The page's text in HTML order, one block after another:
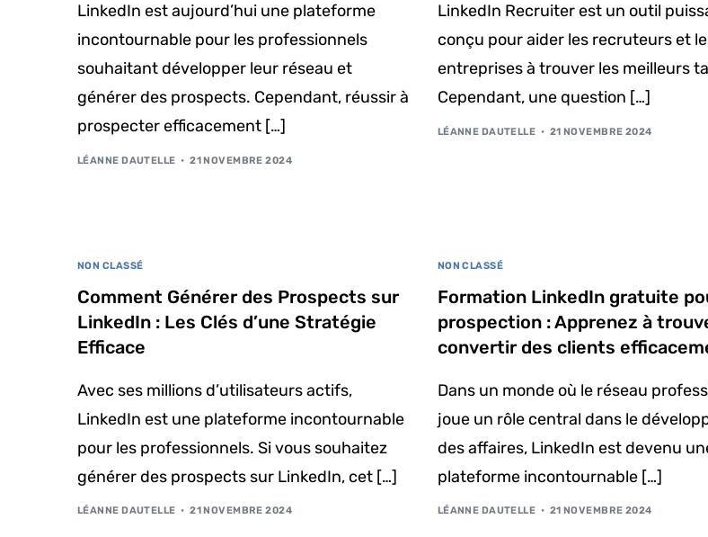
LinkedIn est aujourd’hui une plateforme
incontournable pour les professionnels
souhaitant développer leur réseau et
générer des prospects. Cependant, réussir à
prospecter efficacement […]
LÉANNE DAUTELLE 21 NOVEMBRE 2024
LinkedIn Recruiter est un outil
conçu pour aider les recruteurs et
entreprises à trouver les meilleurs
Cependant, une question […]
LÉANNE DAUTELLE 21 NOVEMBRE 2024
NON CLASSÉ
Comment Générer des Prospects sur
LinkedIn : Les Clés d’une Stratégie
Efficace
Avec ses millions d’utilisateurs actifs,
LinkedIn est une plateforme incontournable
pour les professionnels. Si vous souhaitez
générer des prospects sur LinkedIn, cet […]
LÉANNE DAUTELLE 21 NOVEMBRE 2024
NON CLASSÉ
Formation LinkedIn gratuite
prospection : Apprenez à
convertir des clients
Dans un monde où le réseau
joue un rôle central dans le
des affaires, LinkedIn est devenu
plateforme incontournable […]
LÉANNE DAUTELLE 21 NOVEMBRE 2024